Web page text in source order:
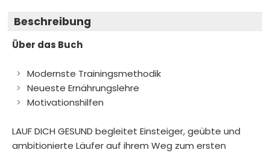
Beschreibung
Über das Buch
Modernste Trainingsmethodik
Neueste Ernährungslehre
Motivationshilfen
LAUF DICH GESUND begleitet Einsteiger, geübte und
ambitionierte Läufer auf ihrem Weg zum ersten